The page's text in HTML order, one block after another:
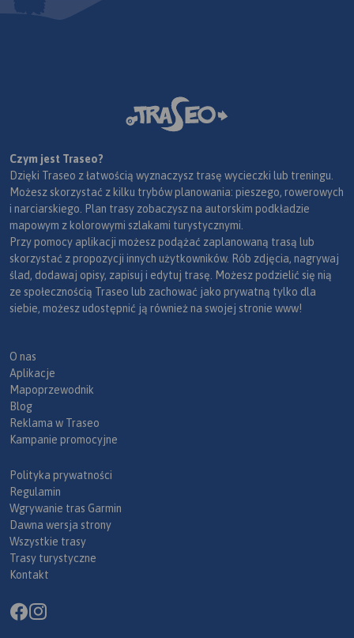
Czym jest Traseo?
Dzięki Traseo z łatwością wyznaczysz trasę wycieczki lub treningu.
Możesz skorzystać z kilku trybów planowania: pieszego, rowerowych
i narciarskiego. Plan trasy zobaczysz na autorskim podkładzie
mapowym z kolorowymi szlakami turystycznymi.
Przy pomocy aplikacji możesz podążać zaplanowaną trasą lub
skorzystać z propozycji innych użytkowników. Rób zdjęcia, nagrywaj
ślad, dodawaj opisy, zapisuj i edytuj trasę. Możesz podzielić się nią
ze społecznością Traseo lub zachować jako prywatną tylko dla
siebie, możesz udostępnić ją również na swojej stronie www!
O nas
Aplikacje
Mapoprzewodnik
Blog
Reklama w Traseo
Kampanie promocyjne
Polityka prywatności
Regulamin
Wgrywanie tras Garmin
Dawna wersja strony
Wszystkie trasy
Trasy turystyczne
Kontakt